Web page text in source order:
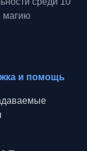
магию
и помощь